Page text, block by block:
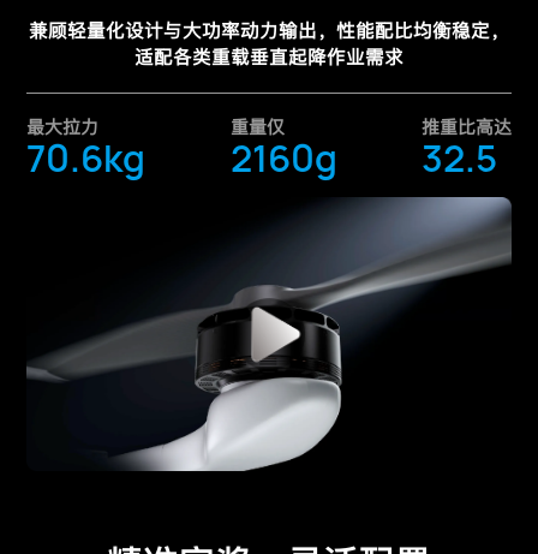
兼顾轻量化设计与大功率动力输出，性能配比均衡稳定，
适配各类重载垂直起降作业需求
最大拉力
70.6kg
重量仅
2160g
推重比高达
32.5